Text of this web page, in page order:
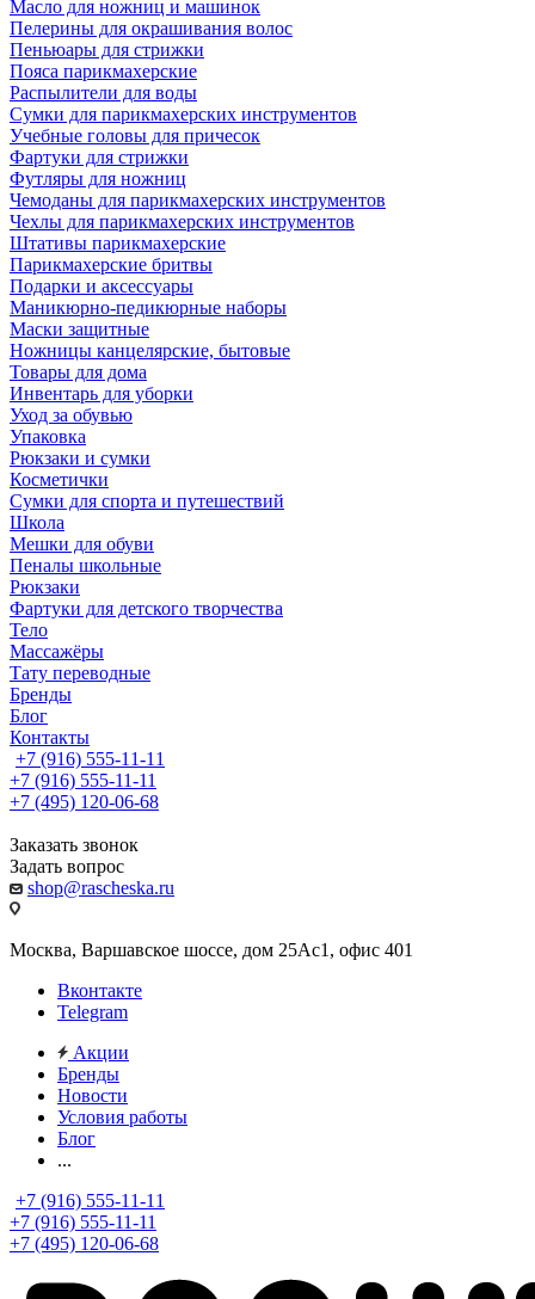
Масло для ножниц и машинок
Пелерины для окрашивания волос
Пеньюары для стрижки
Пояса парикмахерские
Распылители для воды
Сумки для парикмахерских инструментов
Учебные головы для причесок
Фартуки для стрижки
Футляры для ножниц
Чемоданы для парикмахерских инструментов
Чехлы для парикмахерских инструментов
Штативы парикмахерские
Парикмахерские бритвы
Подарки и аксессуары
Маникюрно-педикюрные наборы
Маски защитные
Ножницы канцелярские, бытовые
Товары для дома
Инвентарь для уборки
Уход за обувью
Упаковка
Рюкзаки и сумки
Косметички
Сумки для спорта и путешествий
Школа
Мешки для обуви
Пеналы школьные
Рюкзаки
Фартуки для детского творчества
Тело
Массажёры
Тату переводные
Бренды
Блог
Контакты
+7 (916) 555-11-11
+7 (916) 555-11-11
+7 (495) 120-06-68
Заказать звонок
Задать вопрос
shop@rascheska.ru
Москва, Варшавское шоссе, дом 25Аc1, офис 401
Вконтакте
Telegram
Акции
Бренды
Новости
Условия работы
Блог
...
+7 (916) 555-11-11
+7 (916) 555-11-11
+7 (495) 120-06-68